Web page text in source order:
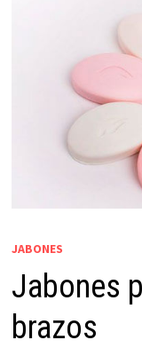
JABONES
Jabones
brazos